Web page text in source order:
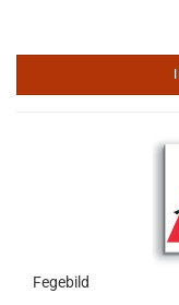
Fegebild